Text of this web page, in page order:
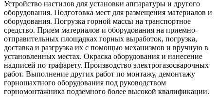
Устройство настилов для установки аппаратуры и другого
оборудования. Подготовка мест для размещения материалов и
оборудования. Погрузка горной массы на транспортное
средство. Прием материалов и оборудования на приемно-
отправительных площадках горных выработок, погрузка,
доставка и разгрузка их с помощью механизмов и вручную в
установленных местах. Окраска оборудования и нанесение
надписей по трафарету. Производство электрогазосварочных
работ. Выполнение других работ по монтажу, демонтажу
горношахтного оборудования под руководством
горномонтажника подземного более высокой квалификации.